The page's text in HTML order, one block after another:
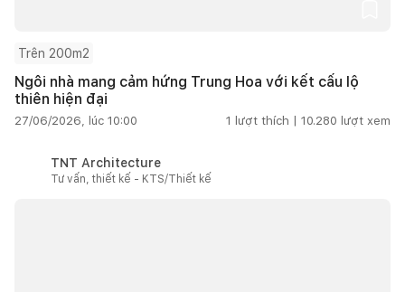
Trên 200m2
Ngôi nhà mang cảm hứng Trung Hoa với kết cấu lộ
thiên hiện đại
27/06/2026, lúc 10:00 1 lượt thích | 10.280 lượt xem
TNT Architecture
Tư vấn, thiết kế - KTS/Thiết kế